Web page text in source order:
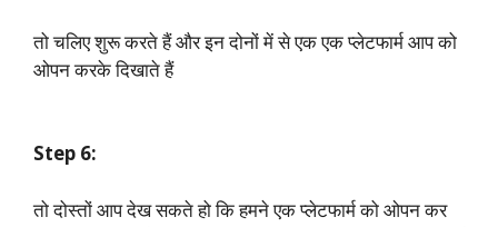
तो चलिए शुरू करते हैं और इन दोनों में से एक एक प्लेटफार्म आप को
ओपन करके दिखाते हैं
Step 6:
तो दोस्तों आप देख सकते हो कि हमने एक प्लेटफार्म को ओपन कर